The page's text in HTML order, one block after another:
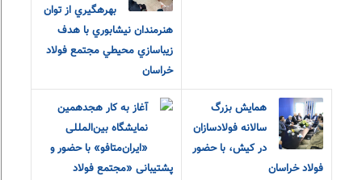
بهرهگيري از توان
هنرمندان نيشابوري با هدف
زيباسازي محيطي مجتمع فولاد
خراسان
همایش بزرگ
سالانه فولادسازان
در کیش، با حضور
فولاد خراسان
آغاز به کار هجدهمین
نمایشگاه بین‌المللی
«ایران‌متافو» با حضور و
پشتیبانی «مجتمع فولاد